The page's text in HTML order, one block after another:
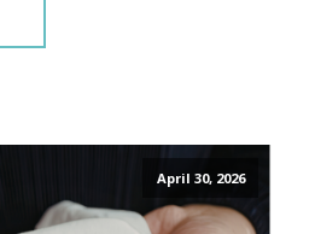
April 30, 2026